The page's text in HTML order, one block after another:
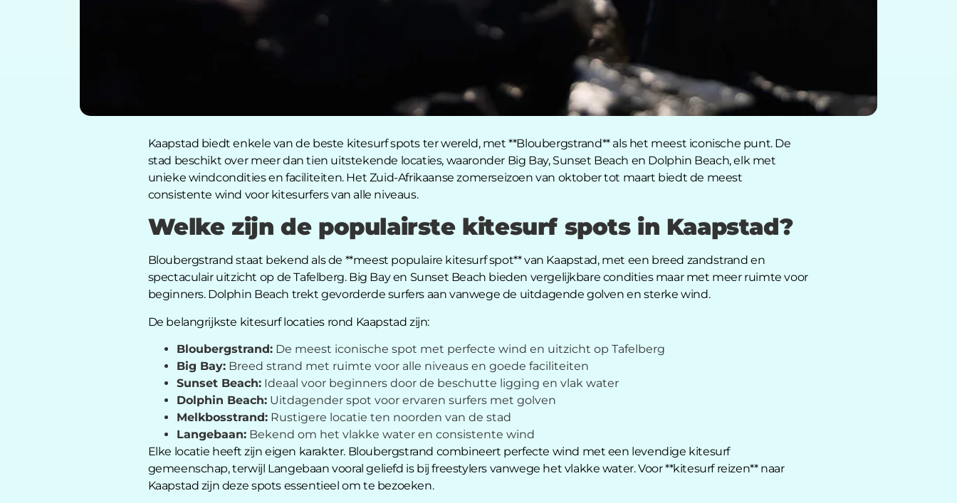
Kaapstad biedt enkele van de beste kitesurf spots ter wereld, met **Bloubergstrand** als het meest iconische punt. De
stad beschikt over meer dan tien uitstekende locaties, waaronder Big Bay, Sunset Beach en Dolphin Beach, elk met
unieke windcondities en faciliteiten. Het Zuid-Afrikaanse zomerseizoen van oktober tot maart biedt de meest
consistente wind voor kitesurfers van alle niveaus.
Welke zijn de populairste kitesurf spots in Kaapstad?
Bloubergstrand staat bekend als de **meest populaire kitesurf spot** van Kaapstad, met een breed zandstrand en
spectaculair uitzicht op de Tafelberg. Big Bay en Sunset Beach bieden vergelijkbare condities maar met meer ruimte voor
beginners. Dolphin Beach trekt gevorderde surfers aan vanwege de uitdagende golven en sterke wind.
De belangrijkste kitesurf locaties rond Kaapstad zijn:
Bloubergstrand:De meest iconische spot met perfecte wind en uitzicht op Tafelberg
Big Bay:Breed strand met ruimte voor alle niveaus en goede faciliteiten
Sunset Beach:Ideaal voor beginners door de beschutte ligging en vlak water
Dolphin Beach:Uitdagender spot voor ervaren surfers met golven
Melkbosstrand:Rustigere locatie ten noorden van de stad
Langebaan:Bekend om het vlakke water en consistente wind
Elke locatie heeft zijn eigen karakter. Bloubergstrand combineert perfecte wind met een levendige kitesurf
gemeenschap, terwijl Langebaan vooral geliefd is bij freestylers vanwege het vlakke water. Voor **kitesurf reizen** naar
Kaapstad zijn deze spots essentieel om te bezoeken.